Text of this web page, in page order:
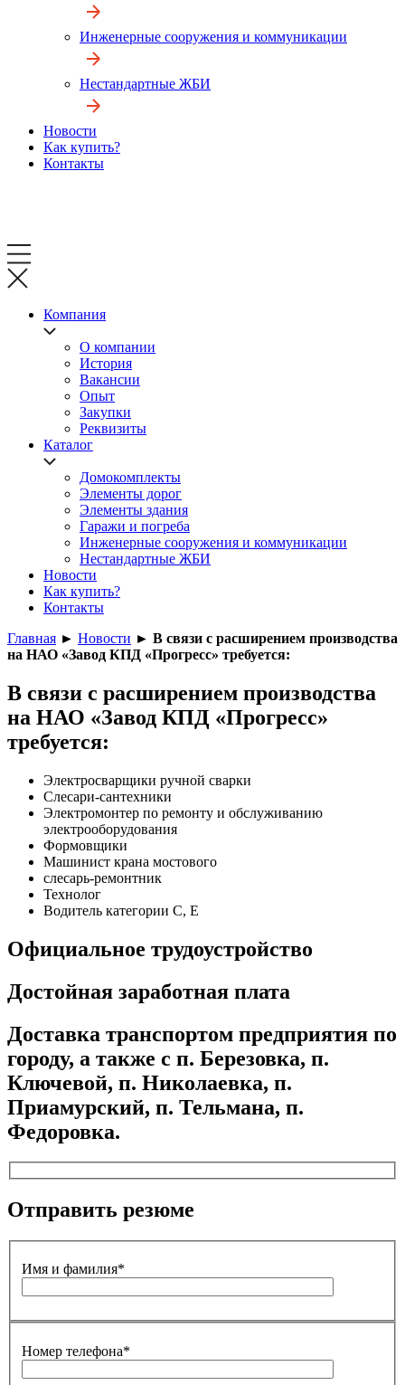
Инженерные сооружения и коммуникации
Нестандартные ЖБИ
Новости
Как купить?
Контакты
Компания
О компании
История
Вакансии
Опыт
Закупки
Реквизиты
Каталог
Домокомплекты
Элементы дорог
Элементы здания
Гаражи и погреба
Инженерные сооружения и коммуникации
Нестандартные ЖБИ
Новости
Как купить?
Контакты
Главная ► Новости ► В связи с расширением производства
на НАО «Завод КПД «Прогресс» требуется:
В связи с расширением производства
на НАО «Завод КПД «Прогресс»
требуется:
Электросварщики ручной сварки
Слесари-сантехники
Электромонтер по ремонту и обслуживанию
электрооборудования
Формовщики
Машинист крана мостового
слесарь-ремонтник
Технолог
Водитель категории С, Е
Официальное трудоустройство
Достойная заработная плата
Доставка транспортом предприятия по
городу, а также с п. Березовка, п.
Ключевой, п. Николаевка, п.
Приамурский, п. Тельмана, п.
Федоровка.
Отправить резюме
Имя и фамилия*
Номер телефона*